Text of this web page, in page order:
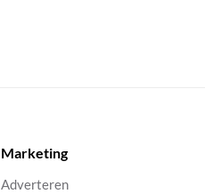
Marketing
Adverteren